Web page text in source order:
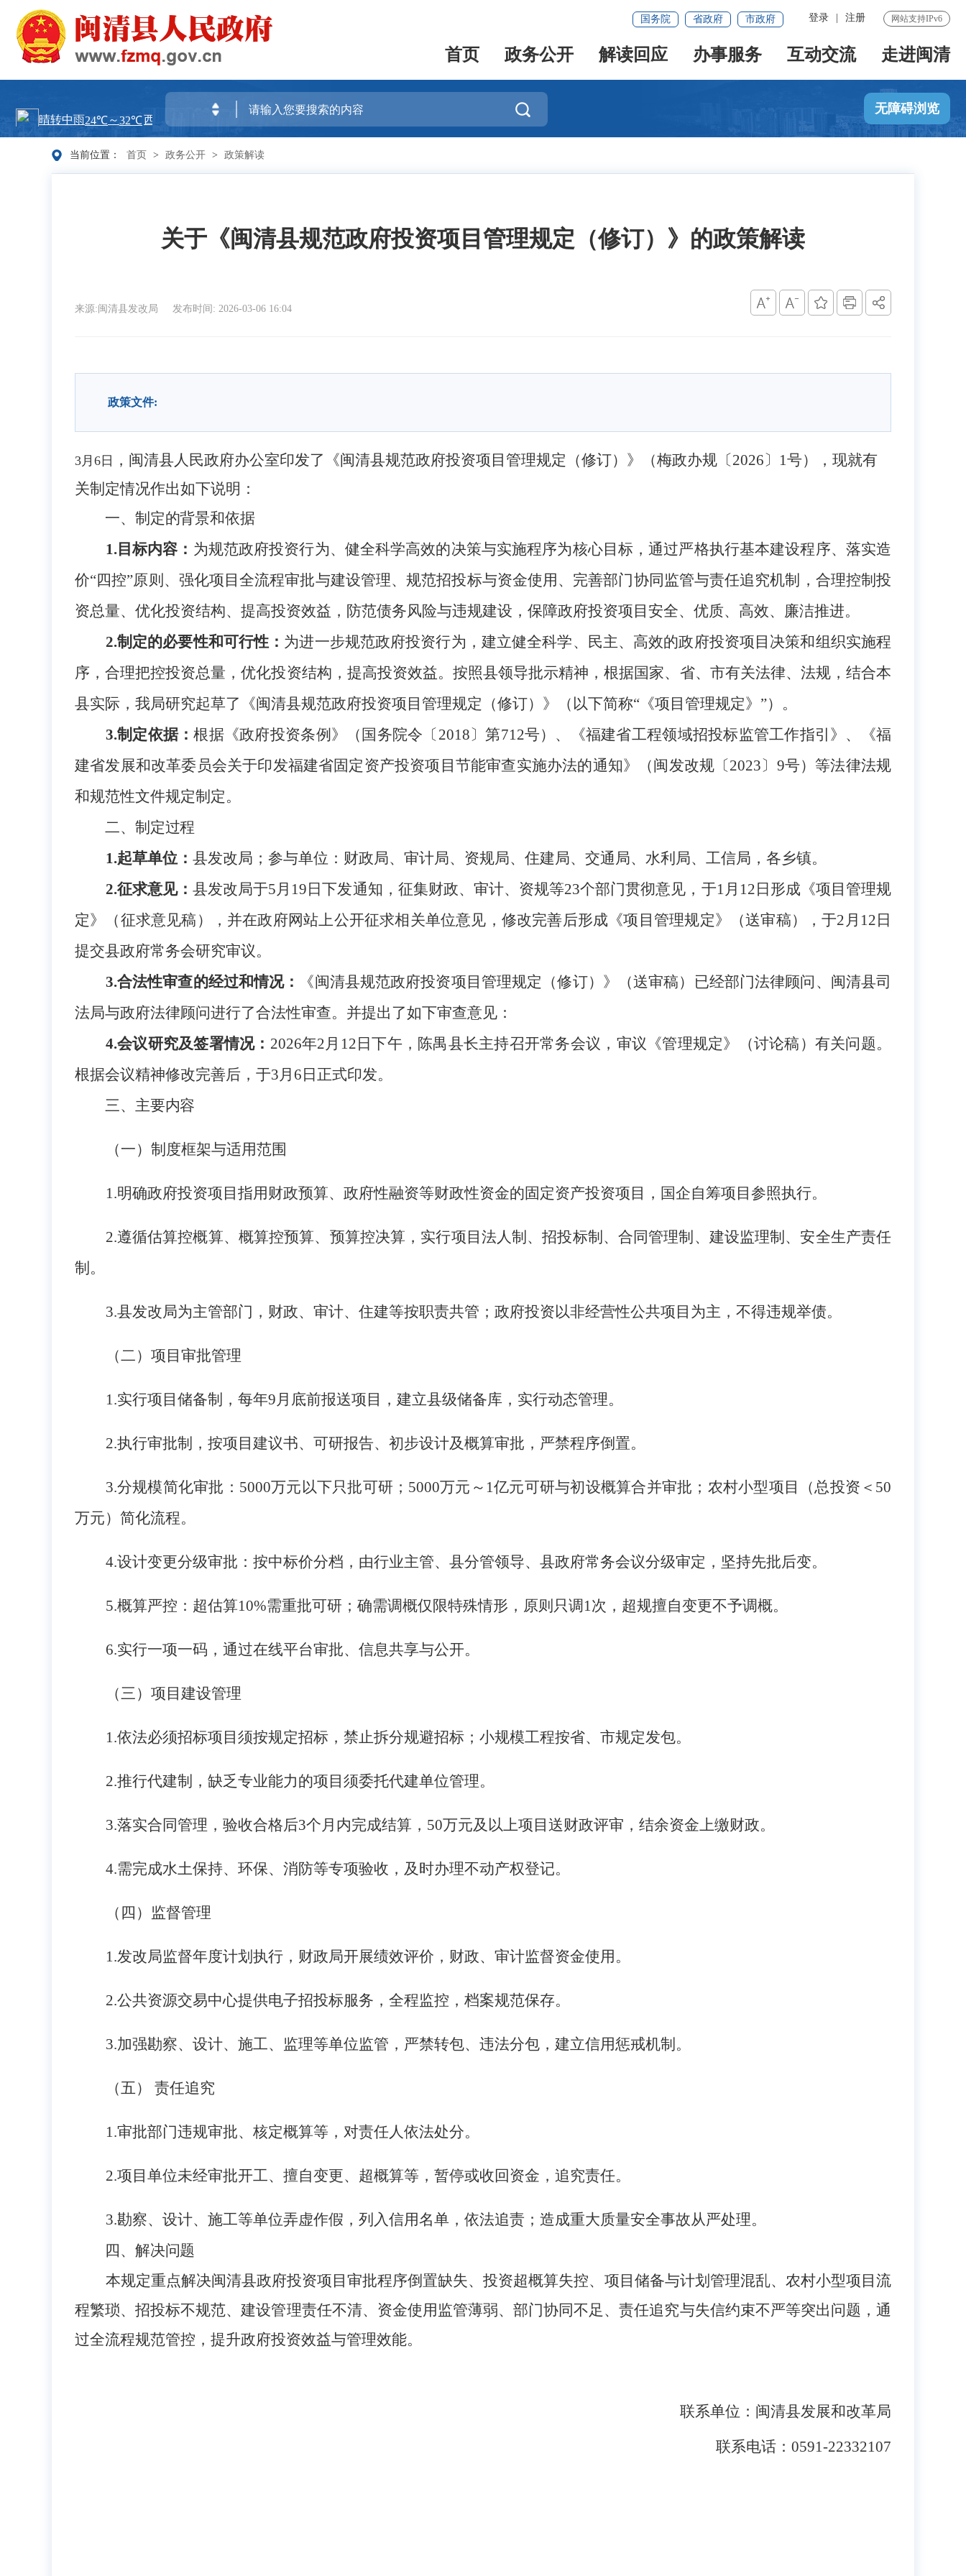
网站支持IPv6
登录 注册
国务院 省政府 市政府
首页 政务公开 解读回应 办事服务 互动交流 走进闽清
 无障碍浏览
当前位置： 首页 > 政务公开 > 政策解读
关于《闽清县规范政府投资项目管理规定（修订）》的政策解读
来源:闽清县发改局 发布时间: 2026-03-06 16:04
政策文件:
3月6日 ， 闽清县人民政府办公室印发了《闽清县规范政府投资项目管理规定（修订）》（梅政办规 〔2026〕 1号），现就有
关制定情况作出如下说明：
一、制定的背景和依据
1.目标内容： 为规范政府投资行为、健全科学高效的决策与实施程序为核心目标，通过严格执行基本建设程序、落实造
价“四控”原则、强化项目全流程审批与建设管理、规范招投标与资金使用、完善部门协同监管与责任追究机制，合理控制投
资总量、优化投资结构、提高投资效益，防范债务风险与违规建设，保障政府投资项目安全、优质、高效、廉洁推进。
2.制定的必要性和可行性： 为进一步规范政府投资行为，建立健全科学、民主、高效的政府投资项目决策和组织实施程
序，合理把控投资总量，优化投资结构，提高投资效益。按照县领导批示精神，根据国家、省、市有关法律、法规，结合本
县实际，我局研究起草了
《闽清县规范政府投资项目管理规定（修订）》 （以下简称“《项目 管理规定》”）。
3.制定依据：根据《政府投资条例》（国务院令〔2018〕第712号）、《福建省工程领域招投标监管工作指引》、《福
建省发展和改革委员会关于印发福建省固定资产投资项目节能审查实施办法的通知》（闽发改规〔2023〕9号）等法律法规
和规范性文件规定制定。
二、制定过程
1.起草单位： 县发改局； 参与单位：财政局、审计局、资规局、住建局、交通局、水利局、工信局，各乡镇。
2.征求意见：县发改局于5月19日下发通知，征集财政、审计、资规等23个部门贯彻意见，于1月12日形成《项目管理规
定》（征求意见稿），并在政府网站上公开征求相关单位意见，修改完善后形成《项目管理规定》（送审稿），于2月12日
提交县政府常务会研究审议。
3.合法性审查的经过和情况：
《闽清县规范政府投资项目管理规定（修订）》 （送审稿）
已经部门法律顾问、闽清县司
法局与政府法律顾问进行了合法性审查。并提出了如下审查意见：
4.会议研究及签署情况： 2026年2月12日下午，陈禺县长主持召开常务会议，审议 《管理规定》
（讨论稿）有关问题。
根据会议精神修改完善后，于3月6日正式印发。
三、主要内容
（一）制度框架与适用范围
1.明确政府投资项目指用财政预算、政府性融资等财政性资金的固定资产投资项目，国企自筹项目参照执行。
2.遵循估算控概算、概算控预算、预算控决算，实行项目法人制、招投标制、合同管理制、建设监理制、安全生产责任
制。
3.县发改局为主管部门，财政、审计、住建等按职责共管；政府投资以非经营性公共项目为主，不得违规举债。
（二）项目审批管理
1.实行项目储备制，每年9月底前报送项目，建立县级储备库，实行动态管理。
2.执行审批制，按项目建议书、可研报告、初步设计及概算审批，严禁程序倒置。
3.分规模简化审批：5000万元以下只批可研；5000万元～1亿元可研与初设概算合并审批；农村小型项目（总投资＜50
万元）简化流程。
4.设计变更分级审批：按中标价分档，由行业主管、县分管领导、县政府常务会议分级审定，坚持先批后变。
5.概算严控：超估算10%需重批可研；确需调概仅限特殊情形，原则只调1次，超规擅自变更不予调概。
6.实行一项一码，通过在线平台审批、信息共享与公开。
（三）项目建设管理
1.依法必须招标项目须按规定招标，禁止拆分规避招标；小规模工程按省、市规定发包。
2.推行代建制，缺乏专业能力的项目须委托代建单位管理。
3.落实合同管理，验收合格后3个月内完成结算，50万元及以上项目送财政评审，结余资金上缴财政。
4.需完成水土保持、环保、消防等专项验收，及时办理不动产权登记。
（四）监督管理
1.发改局监督年度计划执行，财政局开展绩效评价，财政、审计监督资金使用。
2.公共资源交易中心提供电子招投标服务，全程监控，档案规范保存。
3.加强勘察、设计、施工、监理等单位监管，严禁转包、违法分包，建立信用惩戒机制。
（五） 责任追究
1.审批部门违规审批、核定概算等，对责任人依法处分。
2.项目单位未经审批开工、擅自变更、超概算等，暂停或收回资金，追究责任。
3.勘察、设计、施工等单位弄虚作假，列入信用名单，依法追责；造成重大质量安全事故从严处理。
四、解决问题
本规定重点解决闽清县政府投资项目审批程序倒置缺失、投资超概算失控、项目储备与计划管理混乱、农村小型项目流
程繁琐、招投标不规范、建设管理责任不清、资金使用监管薄弱、部门协同不足、责任追究与失信约束不严等突出问题，通
过全流程规范管控，提升政府投资效益与管理效能。
联系单位：闽清县发展和改革局
联系电话：0591-22332107